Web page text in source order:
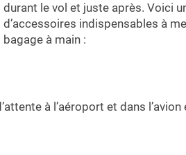
durant le vol et juste après. Voici
d’accessoires indispensables à
bagage à main :
à l’aéroport et dans